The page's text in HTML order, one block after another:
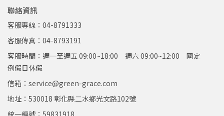
聯絡資訊
客服專線：04-8791333
客服傳真：04-8793191
客服時間：週一至週五 09:00~18:00 週六 09:00~12:00 國定
例假日休假
信箱：service@green-grace.com
地址：530018 彰化縣二水鄉光文路102號
統一編號：59831918